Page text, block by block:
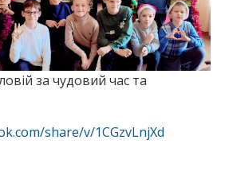
за чудовий час та
share/v/1CGzvLnjXd